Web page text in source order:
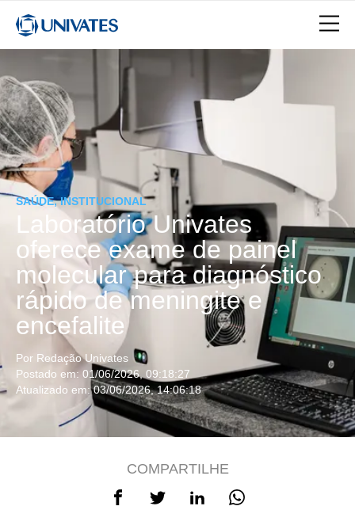
SAÚDE, INSTITUCIONAL
Laboratório Univates
oferece exame de painel
molecular para diagnóstico
rápido de meningite e
encefalite
Por Redação Univates
Postado em: 01/06/2026, 09:18:27
Atualizado em: 03/06/2026, 14:06:18
COMPARTILHE